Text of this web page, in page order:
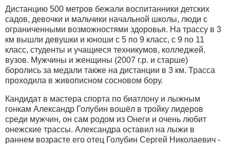
Дистанцию 500 метров бежали воспитанники детских
садов, девочки и мальчики начальной школы, люди с
ограниченными возможностями здоровья. На трассу в 3
км вышли девушки и юноши с 5 по 9 класс, с 9 по 11
класс, студенты и учащиеся техникумов, колледжей,
вузов. Мужчины и женщины (2007 г.р. и старше)
боролись за медали также на дистанции в 3 км. Трасса
проходила в живописном сосновом бору.
Кандидат в мастера спорта по биатлону и лыжным
гонкам Александр Голубин вошёл в тройку лидеров
среди мужчин, он сам родом из Онеги и очень любит
онежские трассы. Александра оставил на лыжи в
раннем возрасте его отец Голубин Сергей Николаевич -